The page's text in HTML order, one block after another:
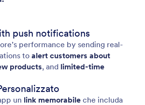
push notifications
performance by sending real-
to alert customers about
products, and limited-time
un link memorabile che includa